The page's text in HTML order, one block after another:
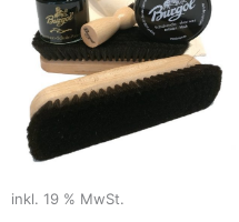
inkl. 19 % MwSt.